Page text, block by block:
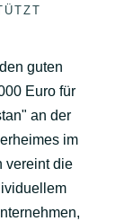
guten
Euro für
an der
im
vereint die